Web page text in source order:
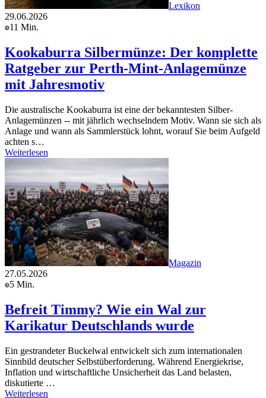
Lexikon
29.06.2026
11 Min.
Kookaburra Silbermünze: Der komplette
Ratgeber zur Perth-Mint-Anlagemünze
mit Jahresmotiv
Die australische Kookaburra ist eine der bekanntesten Silber-
Anlagemünzen -- mit jährlich wechselndem Motiv. Wann sie sich als
Anlage und wann als Sammlerstück lohnt, worauf Sie beim Aufgeld
achten s…
Weiterlesen
Magazin
27.05.2026
5 Min.
Befreit Timmy? Wie ein Wal zur
Karikatur Deutschlands wurde
Ein gestrandeter Buckelwal entwickelt sich zum internationalen
Sinnbild deutscher Selbstüberforderung. Während Energiekrise,
Inflation und wirtschaftliche Unsicherheit das Land belasten,
diskutierte …
Weiterlesen